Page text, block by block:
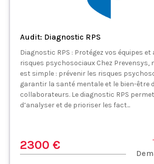
Audit: Diagnostic RPS
Diagnostic RPS : Protégez vos équipes
risques psychosociaux Chez Prevensys,
est simple : prévenir les risques
garantir la santé mentale et le bien-être
collaborateurs. Le diagnostic RPS
d’analyser et de prioriser les fact...
2300 €